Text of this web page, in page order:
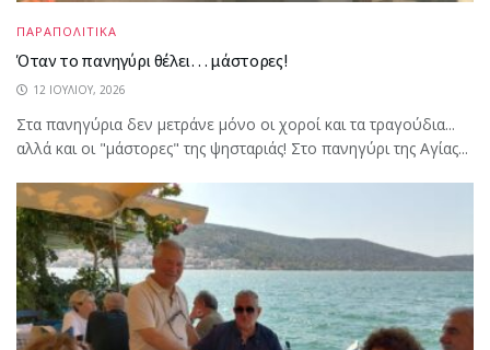
ΠΑΡΑΠΟΛΙΤΙΚΑ
Όταν το πανηγύρι θέλει… μάστορες!
12 ΙΟΥΛΊΟΥ, 2026
Στα πανηγύρια δεν μετράνε μόνο οι χοροί και τα τραγούδια...
αλλά και οι "μάστορες" της ψησταριάς! Στο πανηγύρι της Αγίας...